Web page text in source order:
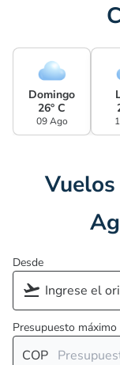
Domingo
26° C
09 Ago
Desde
Presupuesto máximo
COP